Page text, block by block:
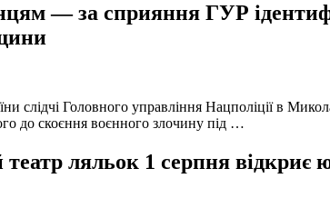
— за сприяння ГУР
слідчі Головного управління Нацполіції в
до скоєння воєнного злочину під …
ляльок 1 серпня відкриє